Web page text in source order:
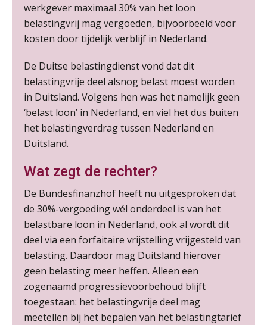
werkgever maximaal 30% van het loon
belastingvrij mag vergoeden, bijvoorbeeld voor
kosten door tijdelijk verblijf in Nederland.
De Duitse belastingdienst vond dat dit
belastingvrije deel alsnog belast moest worden
in Duitsland. Volgens hen was het namelijk geen
‘belast loon’ in Nederland, en viel het dus buiten
het belastingverdrag tussen Nederland en
Duitsland.
Wat zegt de rechter?
De Bundesfinanzhof heeft nu uitgesproken dat
de 30%-vergoeding wél onderdeel is van het
belastbare loon in Nederland, ook al wordt dit
deel via een forfaitaire vrijstelling vrijgesteld van
belasting. Daardoor mag Duitsland hierover
geen belasting meer heffen. Alleen een
zogenaamd progressievoorbehoud blijft
toegestaan: het belastingvrije deel mag
meetellen bij het bepalen van het belastingtarief
26
AUG
MOCuitgevers
AUG
MOCuitgevers
28
AUG
Online Vakopleiding Payroll Services (VPS)
MOCuitgevers
AUG
Markus Verbeek Praehep
31
AUG
Praktijkdiploma Loonadministratie (PDL®)
Markus Verbeek Praehep
01
SEP
Cursus Van salarisadministrateur naar beloningsadviseur (basis)
MOCuitgevers
03
SEP
MOCuitgevers